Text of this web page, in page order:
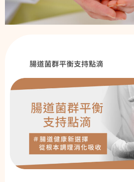
腸道菌群平衡支持點滴